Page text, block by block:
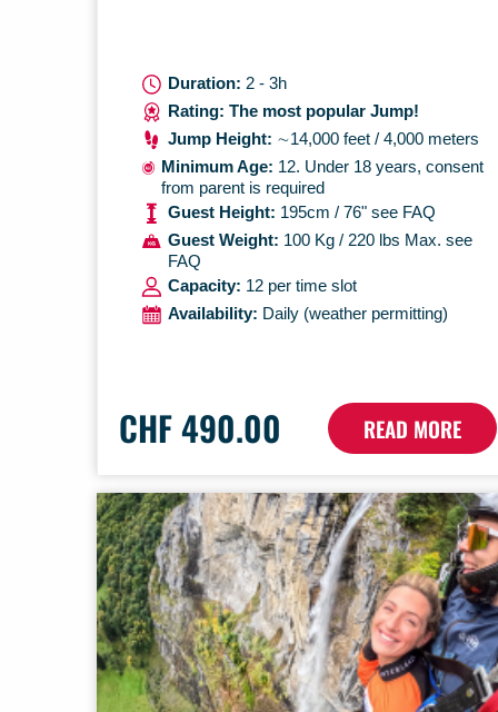
Duration: 2 - 3h
Rating: The most popular Jump!
Jump Height: ∼14,000 feet / 4,000 meters
Minimum Age: 12. Under 18 years, consent
from parent is required
Guest Height: 195cm / 76" see FAQ
Guest Weight: 100 Kg / 220 lbs Max. see
FAQ
Capacity: 12 per time slot
Availability: Daily (weather permitting)
CHF 490.00 READ MORE